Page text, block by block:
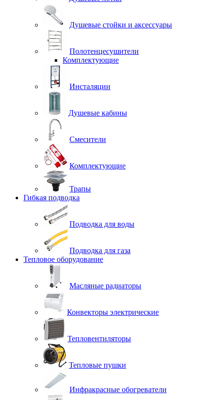
Душевые стойки и аксессуары
Полотенцесушители
Комплектующие
Инсталяции
Душевые кабины
Смесители
Комплектующие
Трапы
Гибкая подводка
Подводка для воды
Подводка для газа
Тепловое оборудование
Масляные радиаторы
Конвекторы электрические
Тепловентиляторы
Тепловые пушки
Инфракрасные обогреватели